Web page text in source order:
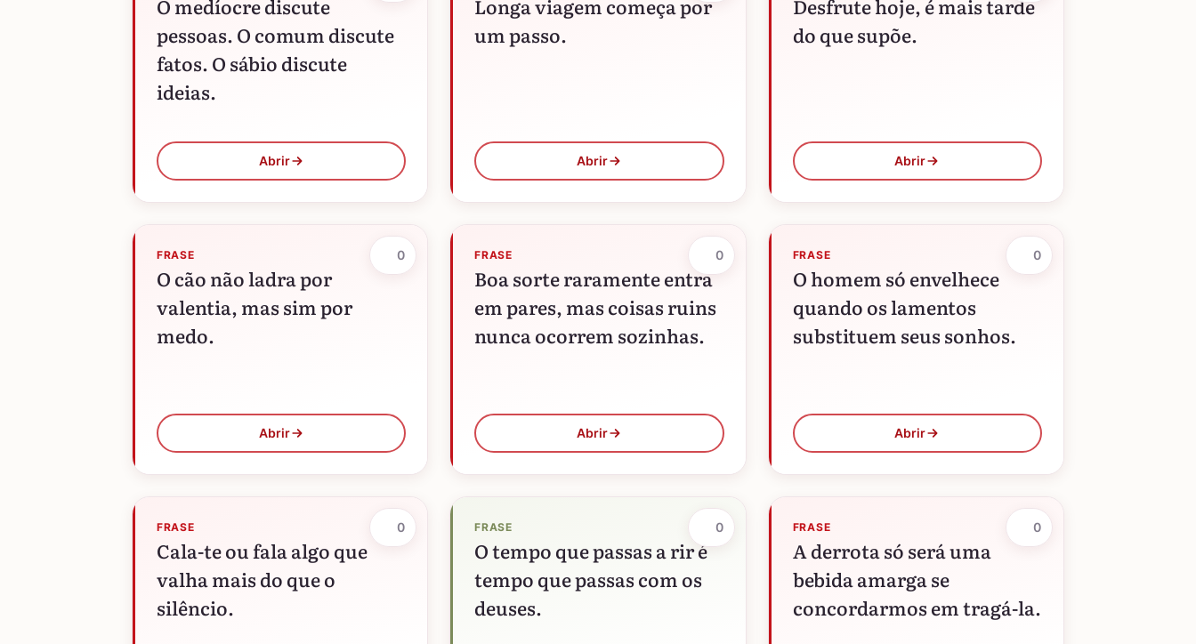
O medíocre discute
pessoas. O comum discute
fatos. O sábio discute
ideias.
Abrir
Longa viagem começa por
um passo.
Abrir
Desfrute hoje, é mais tarde
do que supõe.
Abrir
FRASE
O cão não ladra por
valentia, mas sim por
medo.
Abrir
0 FRASE
Boa sorte raramente entra
em pares, mas coisas ruins
nunca ocorrem sozinhas.
Abrir
0 FRASE
O homem só envelhece
quando os lamentos
substituem seus sonhos.
Abrir
0
FRASE
Cala-te ou fala algo que
valha mais do que o
silêncio.
0 FRASE
O tempo que passas a rir é
tempo que passas com os
deuses.
0 FRASE
A derrota só será uma
bebida amarga se
concordarmos em tragá-la.
0